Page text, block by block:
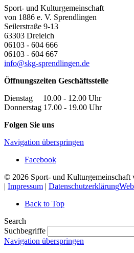
Sport- und Kulturgemeinschaft
von 1886 e. V. Sprendlingen
Seilerstraße 9-13
63303 Dreieich
06103 - 604 666
06103 - 604 667
info@skg-sprendlingen.de
Öffnungszeiten Geschäftsstelle
Dienstag 10.00 - 12.00 Uhr
Donnerstag 17.00 - 19.00 Uhr
Folgen Sie uns
Navigation überspringen
Facebook
© 2026 Sport- und Kulturgemeinschaft
| Impressum | Datenschutzerklärung
Back to Top
Search
Suchbegriffe
Navigation überspringen